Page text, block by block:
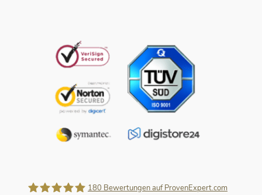
180 Bewertungen auf ProvenExpert.com